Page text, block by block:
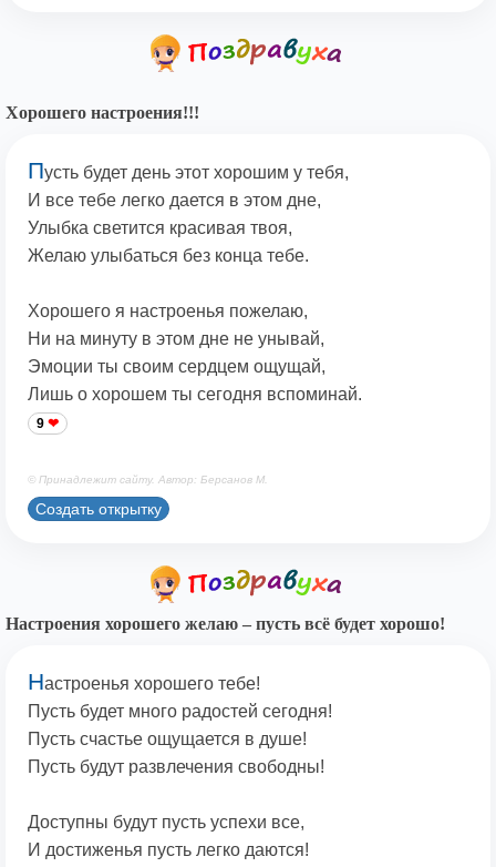
Хорошего настроения!!!
Пусть будет день этот хорошим у тебя,
И все тебе легко дается в этом дне,
Улыбка светится красивая твоя,
Желаю улыбаться без конца тебе.
Хорошего я настроенья пожелаю,
Ни на минуту в этом дне не унывай,
Эмоции ты своим сердцем ощущай,
Лишь о хорошем ты сегодня вспоминай.
9
© Принадлежит сайту. Автор: Берсанов М.
Создать открытку
Настроения хорошего желаю – пусть всё будет хорошо!
Настроенья хорошего тебе!
Пусть будет много радостей сегодня!
Пусть счастье ощущается в душе!
Пусть будут развлечения свободны!
Доступны будут пусть успехи все,
И достиженья пусть легко даются!